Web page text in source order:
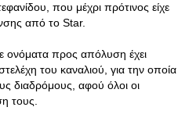
που μέχρι πρότινος είχε
από το Star.
ονόματα προς απόλυση έχει
του καναλιού, για την οποία
διαδρόμους, αφού όλοι οι
τους.